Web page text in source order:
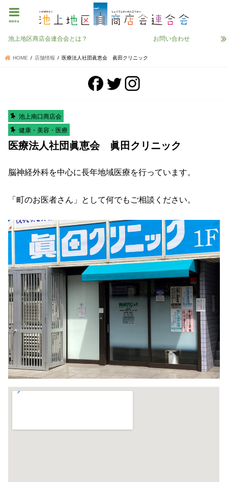
menu
池上地区商店会連合会とは？ お問い合わせ
HOME 店舗情報 医療法人社団眞恵会 眞田クリニック
池上南口商店会
健康・美容・医療
医療法人社団眞恵会 眞田クリニック
脳神経外科を中心に長年地域医療を行っています。
「町のお医者さん」として何でもご相談ください。